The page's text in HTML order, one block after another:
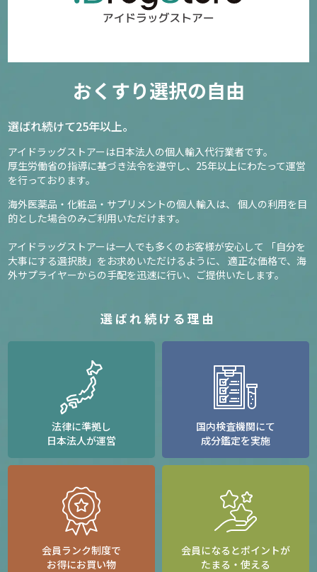
おくすり選択の自由
選ばれ続けて25年以上。
アイドラッグストアーは日本法人の個人輸入代行業者です。
厚生労働省の指導に基づき法令を遵守し、 25年以上にわたって運営
を行っております。
海外医薬品・化粧品・サプリメントの個人輸入は、
個人の利用を目
的とした場合のみご利用いただけます。
アイドラッグストアーは一人でも多くのお客様が安心して
「自分を
大事にする選択肢」をお求めいただけるように、
適正な価格で、海
外サプライヤーからの手配を迅速に行い、ご提供いたします。
選ばれ続ける理由
法律に準拠し
日本法人が運営
国内検査機関にて
成分鑑定を実施
会員ランク制度で
お得にお買い物
会員になるとポイントが
たまる・使える